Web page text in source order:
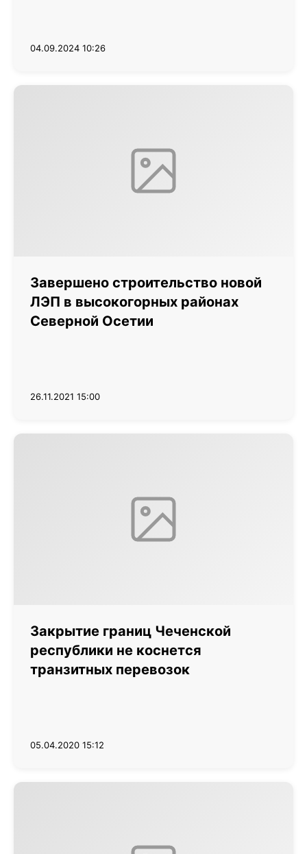
04.09.2024 10:26
Завершено строительство новой
ЛЭП в высокогорных районах
Северной Осетии
26.11.2021 15:00
Закрытие границ Чеченской
республики не коснется
транзитных перевозок
05.04.2020 15:12